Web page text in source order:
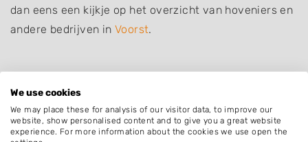
dan eens een kijkje op het overzicht van hoveniers en
andere bedrijven in Voorst.
Plaatsen in de buurt
Voorst Gem Voorst
We use cookies
We may place these for analysis of our visitor data, to improve our
website, show personalised content and to give you a great website
experience. For more information about the cookies we use open the